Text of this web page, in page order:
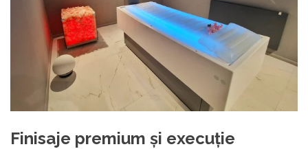
Finisaje premium și execuție